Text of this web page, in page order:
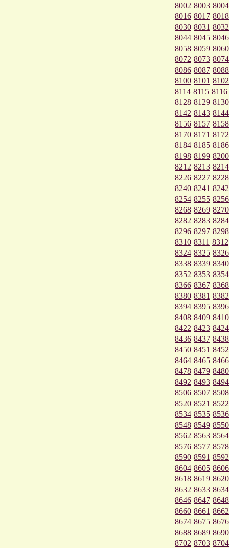
8002 8003 8004
8016 8017 8018
8030 8031 8032
8044 8045 8046
8058 8059 8060
8072 8073 8074
8086 8087 8088
8100 8101 8102
8114 8115 8116
8128 8129 8130
8142 8143 8144
8156 8157 8158
8170 8171 8172
8184 8185 8186
8198 8199 8200
8212 8213 8214
8226 8227 8228
8240 8241 8242
8254 8255 8256
8268 8269 8270
8282 8283 8284
8296 8297 8298
8310 8311 8312
8324 8325 8326
8338 8339 8340
8352 8353 8354
8366 8367 8368
8380 8381 8382
8394 8395 8396
8408 8409 8410
8422 8423 8424
8436 8437 8438
8450 8451 8452
8464 8465 8466
8478 8479 8480
8492 8493 8494
8506 8507 8508
8520 8521 8522
8534 8535 8536
8548 8549 8550
8562 8563 8564
8576 8577 8578
8590 8591 8592
8604 8605 8606
8618 8619 8620
8632 8633 8634
8646 8647 8648
8660 8661 8662
8674 8675 8676
8688 8689 8690
8702 8703 8704